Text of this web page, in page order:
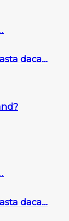
daca…
daca…